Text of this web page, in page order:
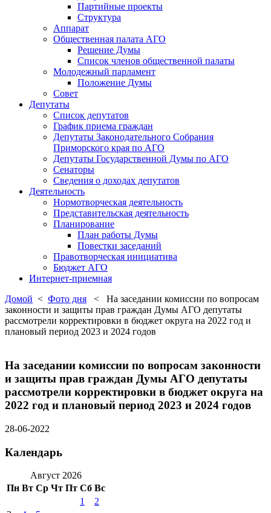
Партийные проекты
Структура
Аппарат
Общественная палата АГО
Решение Думы
Список членов общественной палаты
Молодежный парламент
Положение Думы
Совет
Депутаты
Список депутатов
График приема граждан
Депутаты Законодательного Собрания
Приморского края по АГО
Депутаты Государственной Думы по АГО
Сенаторы
Сведения о доходах депутатов
Деятельность
Нормотворческая деятельность
Представительская деятельность
Планирование
План работы Думы
Повестки заседаний
Правотворческая инициатива
Бюджет АГО
Интернет-приемная
Домой < Фото дня < На заседании комиссии по вопросам
законности и защиты прав граждан Думы АГО депутаты
рассмотрели корректировки в бюджет округа на 2022 год и
плановый период 2023 и 2024 годов
На заседании комиссии по вопросам законности
и защиты прав граждан Думы АГО депутаты
рассмотрели корректировки в бюджет округа на
2022 год и плановый период 2023 и 2024 годов
28-06-2022
Календарь
Август 2026
Пн Вт Ср Чт Пт Сб Вс
1
2